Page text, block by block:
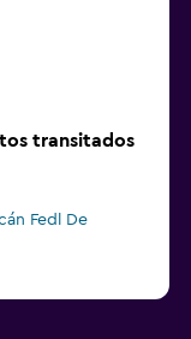
transitados
Fedl De